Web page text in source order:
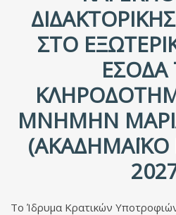
ΣΤΟ
ΈΣΟΔΑ
ΜΝΉΜΗΝ
(ΑΚΑΔΗΜΑΪΚΌ
Το Ίδρυμα Κρατικών